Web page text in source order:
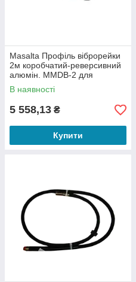
Masalta Профіль віброрейки
2м коробчатий-реверсивний
алюмін. MMDB-2 для
приводу MMD-4
В наявності
5 558,13 ₴
Купити